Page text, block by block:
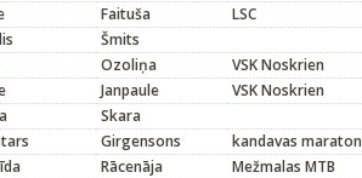
Faituša
LSC
Šmits
Ozoliņa
VSK Noskrien
Janpaule
VSK Noskrien
Skara
Girgensons
kandavas
Rācenāja
Mežmalas MTB